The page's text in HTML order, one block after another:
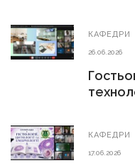
КАФЕДРИ
26.06.2026
КАФЕДРИ
17.06.2026